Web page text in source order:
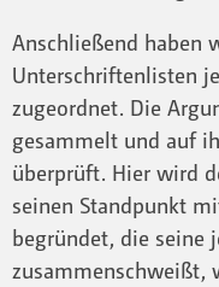
Anschließend haben
Unterschriftenlisten
zugeordnet. Die
gesammelt und auf
überprüft. Hier wird
seinen Standpunkt
begründet, die seine
zusammenschweißt,